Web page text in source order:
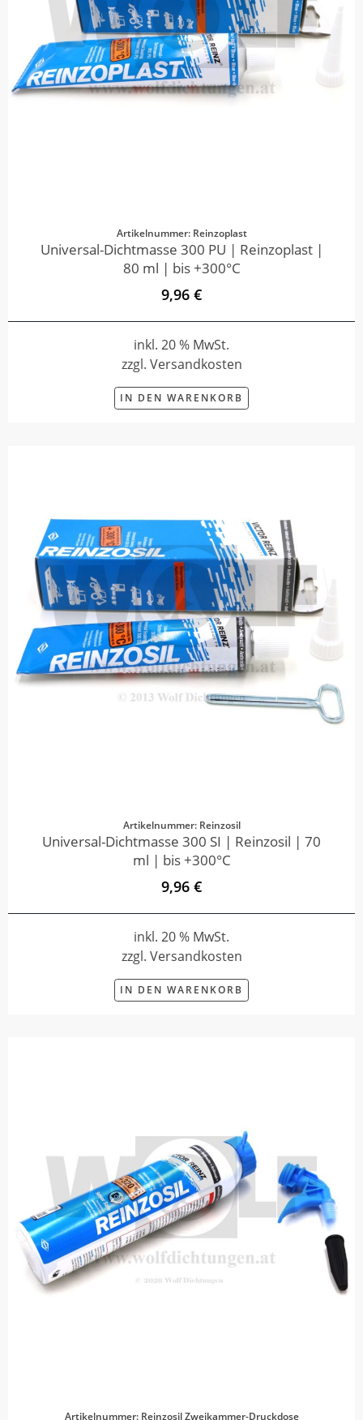
Artikelnummer: Reinzoplast
Universal-Dichtmasse 300 PU | Reinzoplast |
80 ml | bis +300°C
9,96 €
inkl. 20 % MwSt.
zzgl. Versandkosten
IN DEN WARENKORB
Artikelnummer: Reinzosil
Universal-Dichtmasse 300 SI | Reinzosil | 70
ml | bis +300°C
9,96 €
inkl. 20 % MwSt.
zzgl. Versandkosten
IN DEN WARENKORB
Artikelnummer: Reinzosil Zweikammer-Druckdose